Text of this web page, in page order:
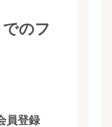
のフ
員登録